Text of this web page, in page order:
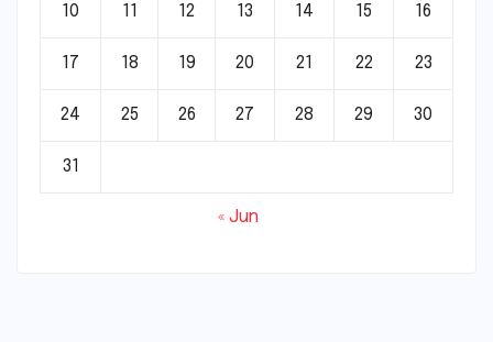
10 11 12 13 14 15 16
17 18 19 20 21 22 23
24 25 26 27 28 29 30
31
« Jun